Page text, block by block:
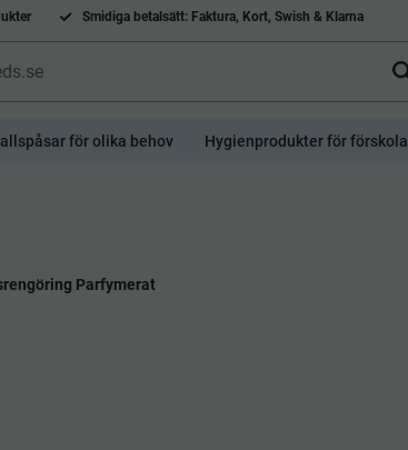
Smidiga betalsätt: Faktura, Kort, Swish & Klarna
för olika behov Hygienprodukter för förskola
Parfymerat